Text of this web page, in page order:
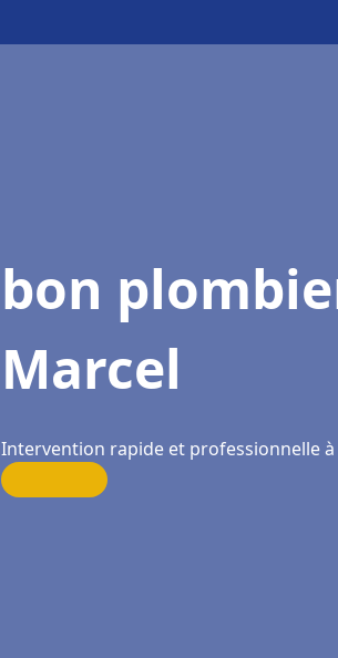
bon
Marcel
Intervention rapide et professionnelle à